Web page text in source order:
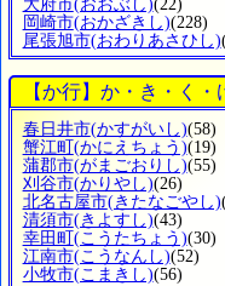
大府市(おおぶし)(22)
岡崎市(おかざきし)
尾張旭市(おわりあさひし)
【か行】か・き・く・
春日井市(かすがいし)
蟹江町 (かにえちょう)
蒲郡市(がまごおりし)
刈谷市(かりやし)(26)
北名古屋市(きたなごやし)
清須市(きよすし)(43)
幸田町 (こうたちょう)
江南市(こうなんし)(52)
小牧市(こまきし)(56)